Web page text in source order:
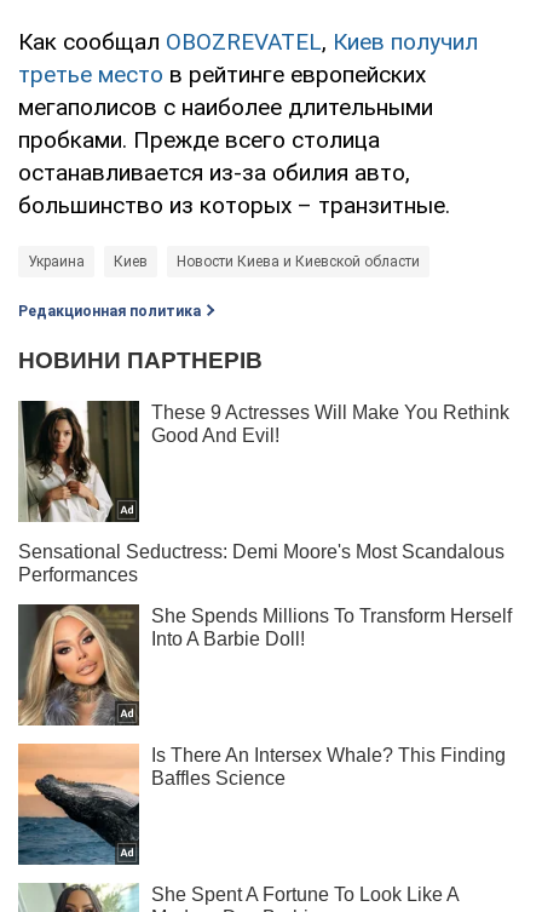
Как сообщал OBOZREVATEL, Киев получил
третье место в рейтинге европейских
мегаполисов с наиболее длительными
пробками. Прежде всего столица
останавливается из-за обилия авто,
большинство из которых – транзитные.
Украина Киев Новости Киева и Киевской области
Редакционная политика